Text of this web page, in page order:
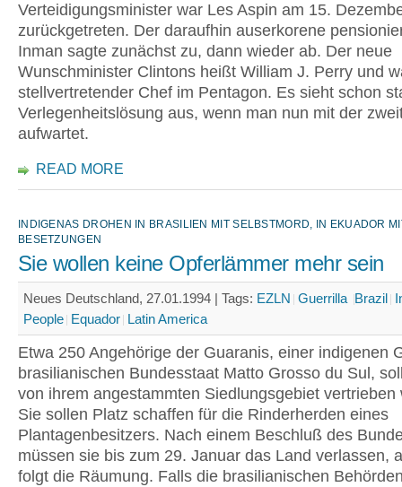
Verteidigungsminister war Les Aspin am 15.
zurückgetreten. Der daraufhin auserkorene
Inman sagte zunächst zu, dann wieder ab. Der neue
Wunschminister Clintons heißt William J. Perry und
stellvertretender Chef im Pentagon. Es sieht schon
Verlegenheitslösung aus, wenn man nun mit der
aufwartet.
READ MORE
INDIGENAS DROHEN IN BRASILIEN MIT SELBSTMORD, IN EKUADOR
BESETZUNGEN
Sie wollen keine Opferlämmer mehr sein
Neues Deutschland, 27.01.1994 | Tags: EZLN Guerrilla Brazil
People Equador Latin America
Etwa 250 Angehörige der Guaranis, einer indigenen
brasilianischen Bundesstaat Matto Grosso du Sul,
von ihrem angestammten Siedlungsgebiet vertrieben
Sie sollen Platz schaffen für die Rinderherden eines
Plantagenbesitzers. Nach einem Beschluß des
müssen sie bis zum 29. Januar das Land verlassen,
folgt die Räumung. Falls die brasilianischen